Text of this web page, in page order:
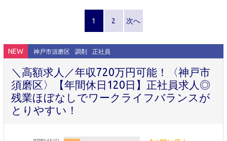
1 2 次へ
NEW 神戸市須磨区 調剤 正社員
＼高額求人／年収720万円可能！〈神戸市
須磨区〉【年間休日120日】正社員求人◎
残業ほぼなしでワークライフバランスが
とりやすい！